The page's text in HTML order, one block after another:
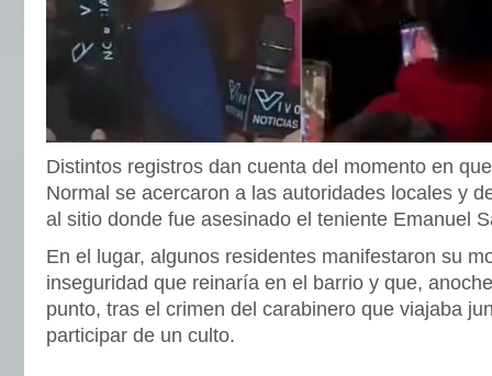
Distintos registros dan cuenta del momento en
Normal se acercaron a las autoridades locales y
al sitio donde fue asesinado el teniente Emanuel
En el lugar, algunos residentes manifestaron su
inseguridad que reinaría en el barrio y que,
punto, tras el crimen del carabinero que viajaba
participar de un culto.